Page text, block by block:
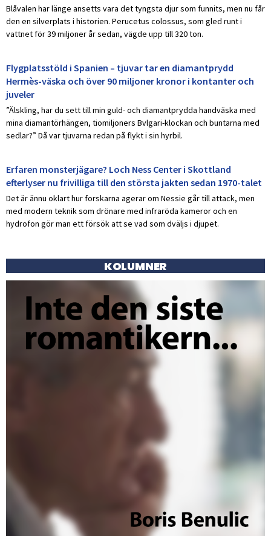
Blåvalen har länge ansetts vara det tyngsta djur som funnits, men nu får
den en silverplats i historien. Perucetus colossus, som gled runt i
vattnet för 39 miljoner år sedan, vägde upp till 320 ton.
Flygplatsstöld i Spanien – tjuvar tar en diamantprydd
Hermès-väska och över 90 miljoner kronor i kontanter och
juveler
”Älskling, har du sett till min guld- och diamantprydda handväska med
mina diamantörhängen, tiomiljoners Bvlgari-klockan och buntarna med
sedlar?” Då var tjuvarna redan på flykt i sin hyrbil.
Erfaren monsterjägare? Loch Ness Center i Skottland
efterlyser nu frivilliga till den största jakten sedan 1970-talet
Det är ännu oklart hur forskarna agerar om Nessie går till attack, men
med modern teknik som drönare med infraröda kameror och en
hydrofon gör man ett försök att se vad som dväljs i djupet.
KOLUMNER